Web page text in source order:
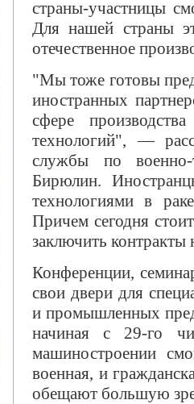
страны-участницы
Для нашей страны
отечественное
"Мы тоже готовы
иностранных
сфере
технологий", —
службы по военно-
Бирюлин.
технологиями в
Причем сегодня
заключить контракты
Конференции,
свои двери для
и промышленных
начиная с 29-го
машиностроении
военная, и
обещают большую